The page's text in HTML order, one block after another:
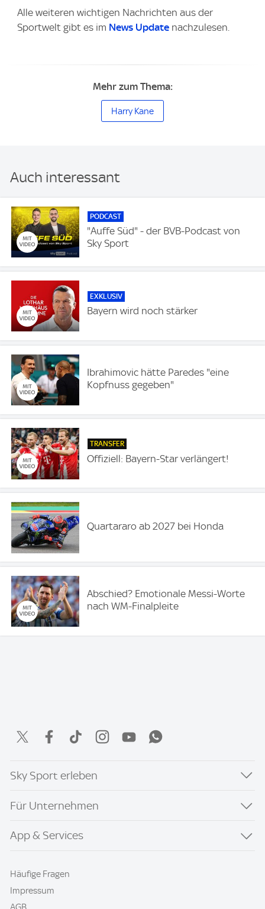
Alle weiteren wichtigen Nachrichten aus der
Sportwelt gibt es im News Update nachzulesen.
Mehr zum Thema:
Harry Kane
Auch interessant
PODCAST
"Auffe Süd" - der BVB-Podcast von
Sky Sport
EXKLUSIV
Bayern wird noch stärker
Ibrahimovic hätte Paredes "eine
Kopfnuss gegeben"
TRANSFER
Offiziell: Bayern-Star verlängert!
Quartararo ab 2027 bei Honda
Abschied? Emotionale Messi-Worte
nach WM-Finalpleite
Sky Sport erleben
Für Unternehmen
App & Services
Häufige Fragen
Impressum